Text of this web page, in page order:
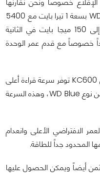
بوحدة تخزين ميكانيكية من نوع WD Blue بسعة 1 تيرا بايت مع 5400
لفة وهذه السرعة توفر قراءة تصل إلى 150 ميجا بايت في الثانية
خصوصاً مع قدم عمر الوحدة
بحسبة بسيطة جداً نجد أن وحدة تخزين KC600 توفر سرعة قراءة أعلى
4 مرات من وحدة التخزين الميكانيكية من نوع WD Blue، وهذه السرعة
الافتراضي الأعلى وانعدام
أيضاً ويمكن الحصول عليها